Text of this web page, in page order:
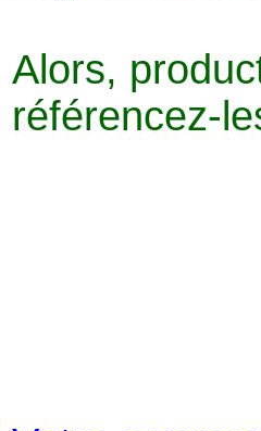
Alors,
référencez-